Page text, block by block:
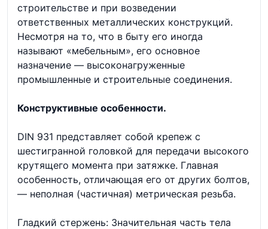
строительстве и при возведении
ответственных металлических конструкций.
Несмотря на то, что в быту его иногда
называют «мебельным», его основное
назначение — высоконагруженные
промышленные и строительные соединения.
Конструктивные особенности.
DIN 931 представляет собой крепеж с
шестигранной головкой для передачи высокого
крутящего момента при затяжке. Главная
особенность, отличающая его от других болтов,
— неполная (частичная) метрическая резьба.
Гладкий стержень: Значительная часть тела